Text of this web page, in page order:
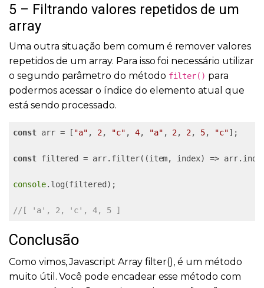
5 – Filtrando valores repetidos de um
array
Uma outra situação bem comum é remover valores
repetidos de um array. Para isso foi necessário utilizar
o segundo parâmetro do método filter() para
podermos acessar o índice do elemento atual que
está sendo processado.
const arr = [ "a" , 2, "c" , 4, "a" , 2, 2, 5, "c"];
const filtered = arr.filter((item, index) =>
console.log(filtered);
//[ 'a', 2, 'c', 4, 5 ]
Conclusão
Como vimos, Javascript Array filter(), é um método
muito útil. Você pode encadear esse método com